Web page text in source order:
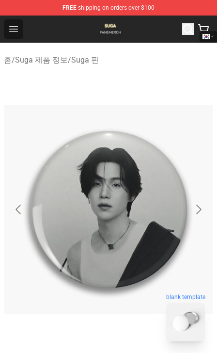
FREE shipping on orders over $100
Open menu
Suga Shop - Official Suga Merchandise Store
홈/Suga 제품 정보/Suga 핀
blank template